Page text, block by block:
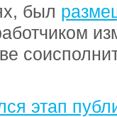
был
этап